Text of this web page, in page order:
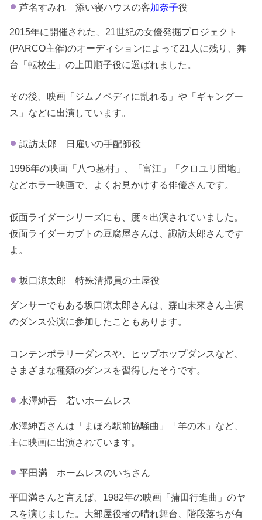
芦名すみれ 添い寝ハウスの客加奈子役
2015年に開催された、21世紀の女優発掘プロジェクト
(PARCO主催)のオーディションによって21人に残り、舞
台「転校生」の上田順子役に選ばれました。
その後、映画「ジムノペディに乱れる」や「ギャングー
ス」などに出演しています。
諏訪太郎 日雇いの手配師役
1996年の映画「八つ墓村」、「富江」「クロユリ団地」
などホラー映画で、よくお見かけする俳優さんです。
仮面ライダーシリーズにも、度々出演されていました。
仮面ライダーカブトの豆腐屋さんは、諏訪太郎さんです
よ。
坂口涼太郎 特殊清掃員の土屋役
ダンサーでもある坂口涼太郎さんは、森山未來さん主演
のダンス公演に参加したこともあります。
コンテンポラリーダンスや、ヒップホップダンスなど、
さまざまな種類のダンスを習得したそうです。
水澤紳吾 若いホームレス
水澤紳吾さんは「まほろ駅前協騒曲」「羊の木」など、
主に映画に出演されています。
平田満 ホームレスのいちさん
平田満さんと言えば、1982年の映画「蒲田行進曲」のヤ
スを演じました。大部屋役者の晴れ舞台、階段落ちが有